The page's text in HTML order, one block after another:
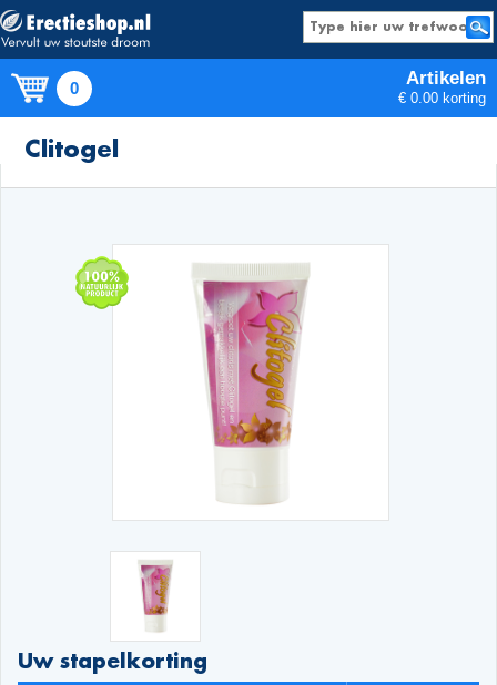
0 Artikelen
€ 0.00 korting
Clitogel
Uw stapelkorting